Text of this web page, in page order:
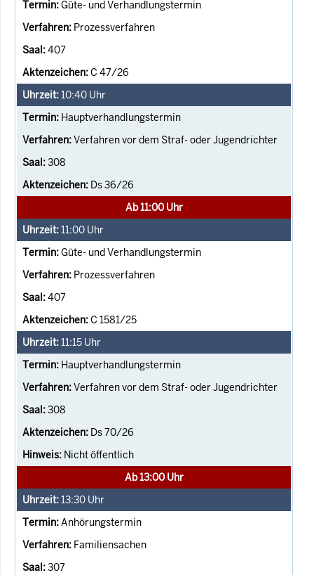
Güte- und Verhandlungstermin
Prozessverfahren
407
C 47/26
10:40 Uhr
Hauptverhandlungstermin
Verfahren vor dem Straf- oder Jugendrichter
308
Ds 36/26
Ab 11:00 Uhr
11:00 Uhr
Güte- und Verhandlungstermin
Prozessverfahren
407
C 1581/25
11:15 Uhr
Hauptverhandlungstermin
Verfahren vor dem Straf- oder Jugendrichter
308
Ds 70/26
Nicht öffentlich
Ab 13:00 Uhr
13:30 Uhr
Anhörungstermin
Familiensachen
307